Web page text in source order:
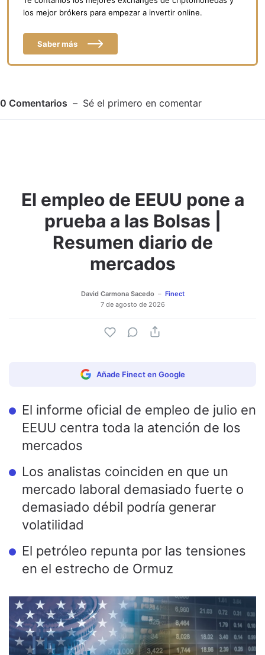
los mejor brókers para empezar a invertir online.
Saber más
0 Comentarios Sé el primero en comentar
Adjuntar imagen Comentar
El empleo de EEUU pone a
prueba a las Bolsas |
Resumen diario de
mercados
David Carmona Sacedo
Finect
7 de agosto de 2026
Añade Finect en Google
El informe oficial de empleo de julio en
EEUU centra toda la atención de los
mercados
Los analistas coinciden en que un
mercado laboral demasiado fuerte o
demasiado débil podría generar
volatilidad
El petróleo repunta por las tensiones
en el estrecho de Ormuz